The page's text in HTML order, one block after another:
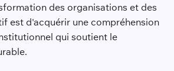
des organisations et des
est d'acquérir une compréhension
qui soutient le